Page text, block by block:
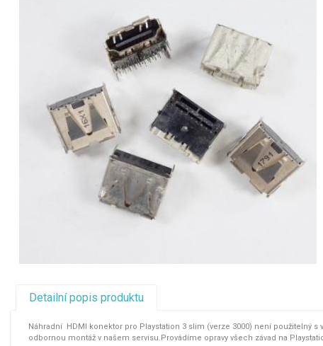
Detailní popis produktu
Náhradní HDMI konektor pro Playstation 3 slim (verze 3000) není použitelný
odbornou montáž v našem servisu.Provádíme opravy všech závad na